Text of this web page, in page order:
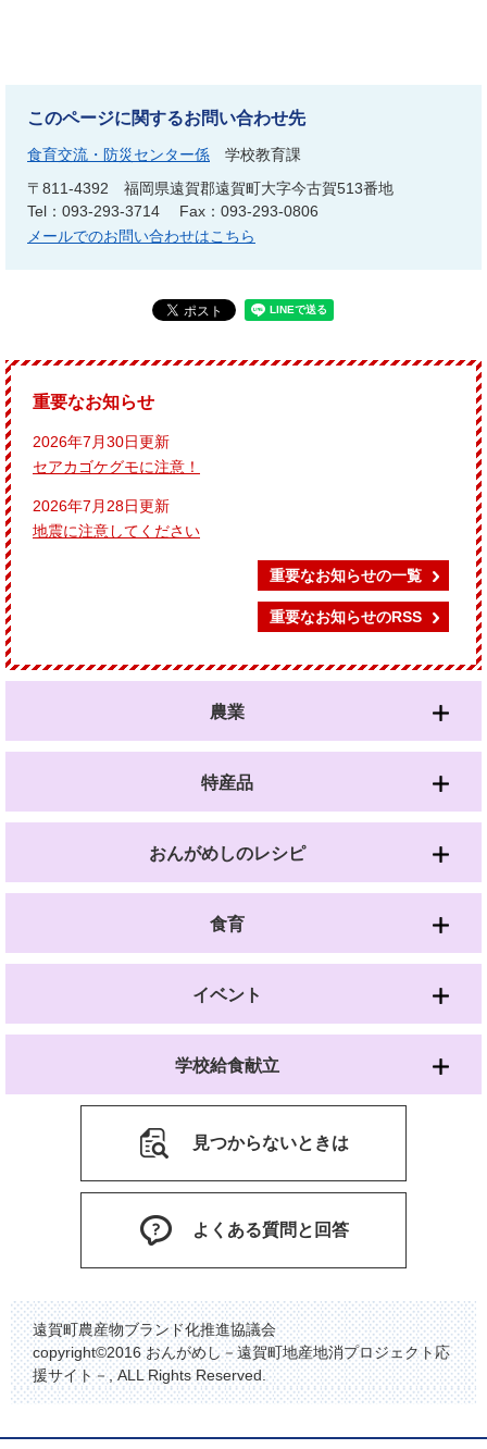
このページに関するお問い合わせ先
食育交流・防災センター係
学校教育課
〒811-4392
福岡県遠賀郡遠賀町大字今古賀513番地
Tel：093-293-3714
Fax：093-293-0806
メールでのお問い合わせはこちら
重要なお知らせ
2026年7月30日更新
セアカゴケグモに注意！
2026年7月28日更新
地震に注意してください
重要なお知らせの一覧
重要なお知らせのRSS
農業
特産品
おんがめしのレシピ
食育
イベント
学校給食献立
見つからないときは
よくある質問と回答
遠賀町農産物ブランド化推進協議会
copyright©2016 おんがめし－遠賀町地産地消プロジェクト応
援サイト－, ALL Rights Reserved.